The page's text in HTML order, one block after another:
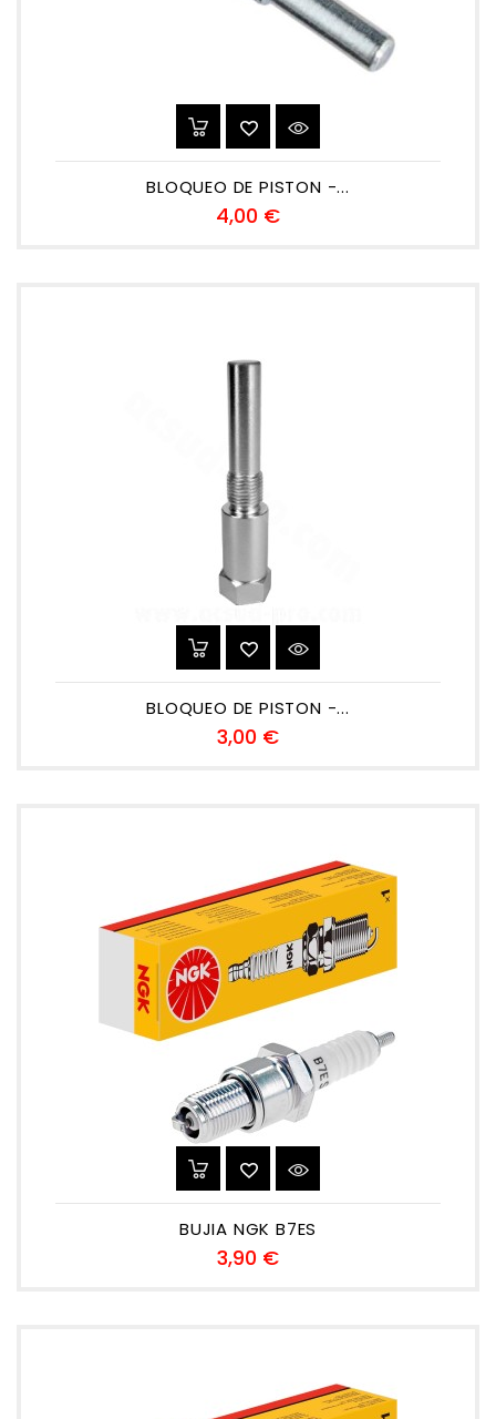
BLOQUEO DE PISTON -...
4,00 €Precio
BLOQUEO DE PISTON -...
3,00 €Precio
BUJIA NGK B7ES
3,90 €Precio